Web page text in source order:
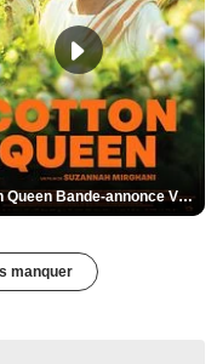
Cotton Queen Bande-annonce VO STFR
manquer